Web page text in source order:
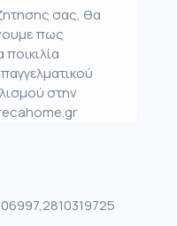
σας, θα
πως
στην